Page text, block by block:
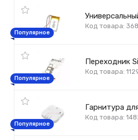
Код товара:
Популярное
Переходник
Код товара:
Популярное
Гарнитура
Код товара:
Популярное